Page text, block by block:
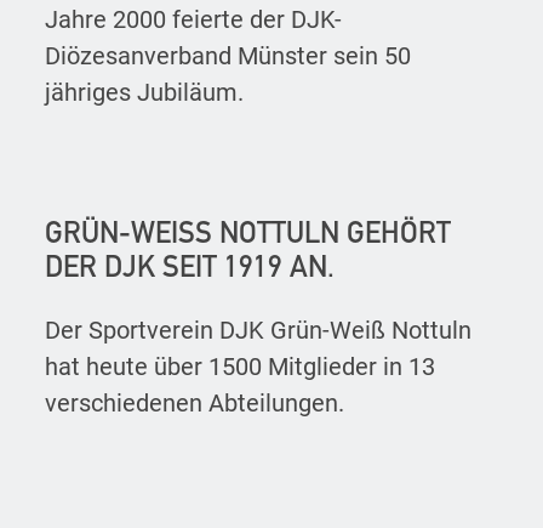
Jahre 2000 feierte der DJK-
Diözesanverband Münster sein 50
jähriges Jubiläum.
GRÜN-WEISS NOTTULN GEHÖRT D
ER DJK SEIT 1919 AN.
Der Sportverein DJK Grün-Weiß Nottuln
hat heute über 1500 Mitglieder in 13
verschiedenen Abteilungen.